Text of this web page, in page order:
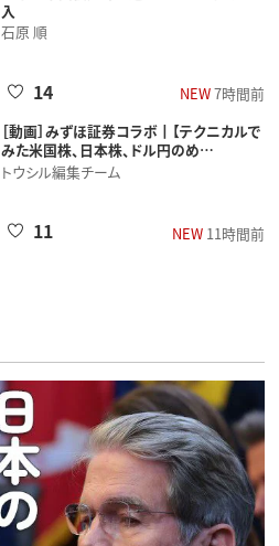
入
石原 順
NEW7時間前
14
［動画］みずほ証券コラボ┃【テクニカルで
みた米国株、日本株、ドル円のめ…
トウシル編集チーム
NEW11時間前
11